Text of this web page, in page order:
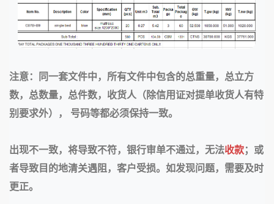
注意：同一套文件中，所有文件中包含的总重量，总立方
数，总数量，总件数，收货人（除信用证对提单收货人有特
别要求外）， 号码等都必须保持一致。
出现不一致，将导致不符，银行审单不通过，无法收款；或
者导致目的地清关遇阻，客户受损。如发现问题，需要及时
更正。